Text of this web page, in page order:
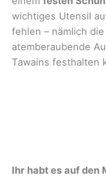
wichtiges Utensil
fehlen – nämlich die
atemberaubende
Tawains festhalten
Ihr habt es auf den